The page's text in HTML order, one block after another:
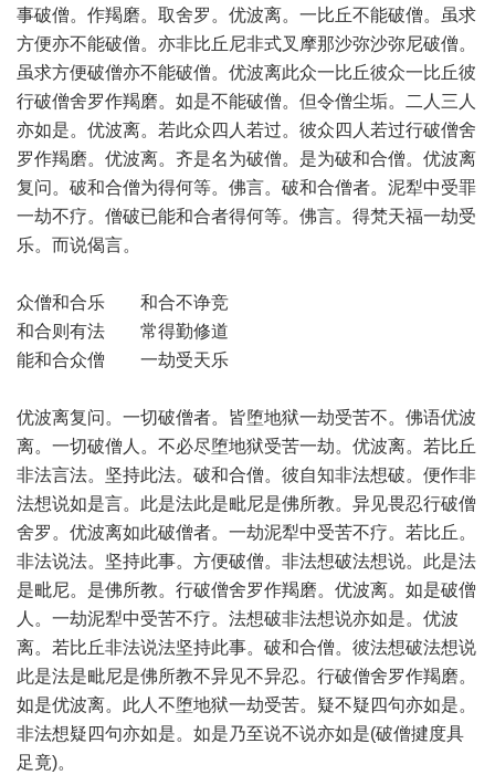
事破僧。作羯磨。取舍罗。优波离。一比丘不能破僧。虽求
方便亦不能破僧。亦非比丘尼非式叉摩那沙弥沙弥尼破僧。
虽求方便破僧亦不能破僧。优波离此众一比丘彼众一比丘彼
行破僧舍罗作羯磨。如是不能破僧。但令僧尘垢。二人三人
亦如是。优波离。若此众四人若过。彼众四人若过行破僧舍
罗作羯磨。优波离。齐是名为破僧。是为破和合僧。优波离
复问。破和合僧为得何等。佛言。破和合僧者。泥犁中受罪
一劫不疗。僧破已能和合者得何等。佛言。得梵天福一劫受
乐。而说偈言。
众僧和合乐 和合不诤竞
和合则有法 常得勤修道
能和合众僧 一劫受天乐
优波离复问。一切破僧者。皆堕地狱一劫受苦不。佛语优波
离。一切破僧人。不必尽堕地狱受苦一劫。优波离。若比丘
非法言法。坚持此法。破和合僧。彼自知非法想破。便作非
法想说如是言。此是法此是毗尼是佛所教。异见畏忍行破僧
舍罗。优波离如此破僧者。一劫泥犁中受苦不疗。若比丘。
非法说法。坚持此事。方便破僧。非法想破法想说。此是法
是毗尼。是佛所教。行破僧舍罗作羯磨。优波离。如是破僧
人。一劫泥犁中受苦不疗。法想破非法想说亦如是。优波
离。若比丘非法说法坚持此事。破和合僧。彼法想破法想说
此是法是毗尼是佛所教不异见不异忍。行破僧舍罗作羯磨。
如是优波离。此人不堕地狱一劫受苦。疑不疑四句亦如是。
非法想疑四句亦如是。如是乃至说不说亦如是(破僧揵度具
足竟)。